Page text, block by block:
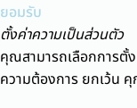
ยอมรับ
ตั้งค่าความเป็นส่วนตัว
คุณสามารถเลือกการตั้
ความต้องการ ยกเว้น